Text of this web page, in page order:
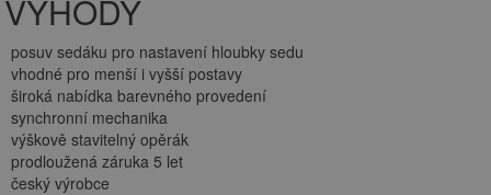
posuv sedáku pro nastavení hloubky sedu
vhodné pro menší i vyšší postavy
široká nabídka barevného provedení
synchronní mechanika
výškově stavitelný opěrák
prodloužená záruka 5 let
český výrobce